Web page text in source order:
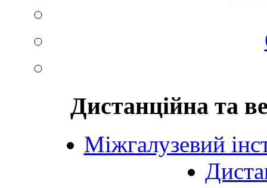
Дистанційна та
Міжгалузевий